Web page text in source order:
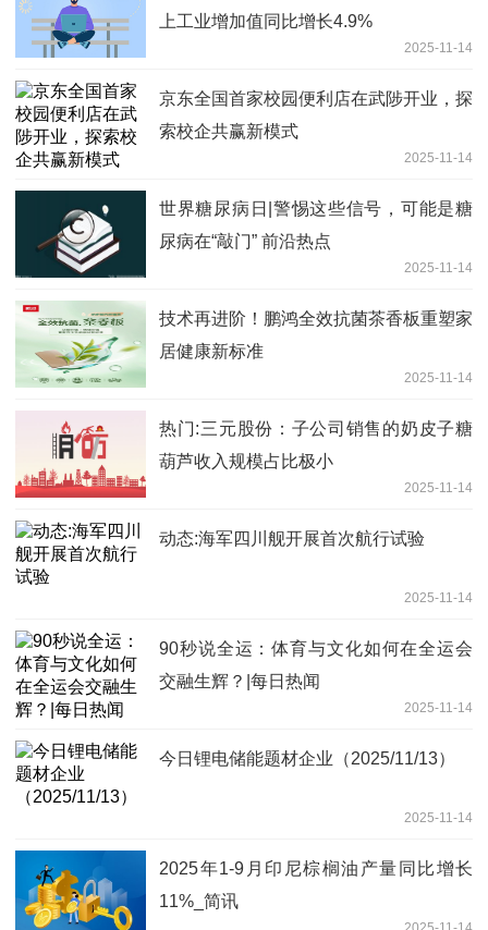
上工业增加值同比增长4.9%
2025-11-14
京东全国首家校园便利店在武陟开业，探
索校企共赢新模式
2025-11-14
世界糖尿病日|警惕这些信号，可能是糖
尿病在“敲门” 前沿热点
2025-11-14
技术再进阶！鹏鸿全效抗菌茶香板重塑家
居健康新标准
2025-11-14
热门:三元股份：子公司销售的奶皮子糖
葫芦收入规模占比极小
2025-11-14
动态:海军四川舰开展首次航行试验
2025-11-14
90秒说全运：体育与文化如何在全运会
交融生辉？|每日热闻
2025-11-14
今日锂电储能题材企业（2025/11/13）
2025-11-14
2025年1-9月印尼棕榈油产量同比增长
11%_简讯